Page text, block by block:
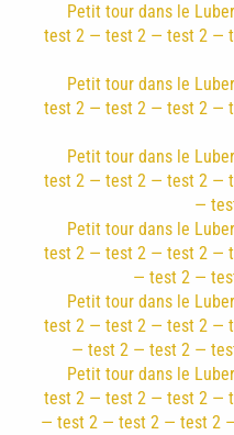
Petit tour dans le
test 2 — test 2 — test 2 —
Petit tour dans le
test 2 — test 2 — test 2 —
Petit tour dans le
test 2 — test 2 — test 2 —
—
Petit tour dans le
test 2 — test 2 — test 2 —
— test 2 —
Petit tour dans le
test 2 — test 2 — test 2 —
— test 2 — test 2 —
Petit tour dans le
test 2 — test 2 — test 2 —
— test 2 — test 2 — test 2